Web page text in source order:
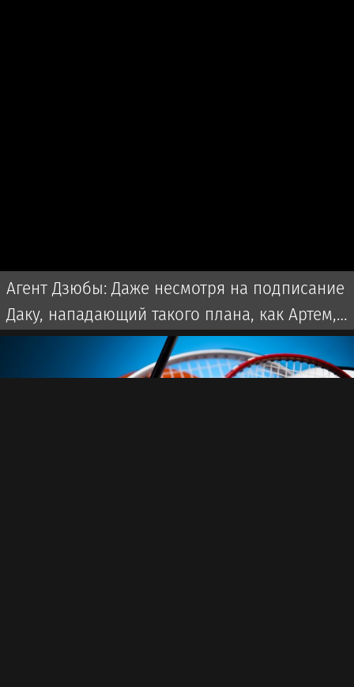
Агент Дзюбы: Даже несмотря на подписание
Даку, нападающий такого плана, как Артем,
«Спартаку» не помешает